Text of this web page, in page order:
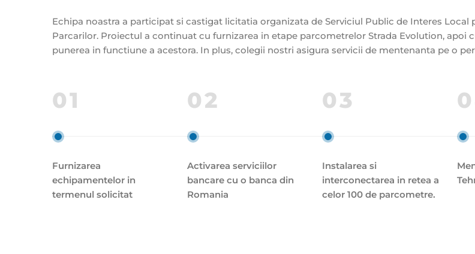
Echipa noastra a participat si castigat licitatia organizata de Serviciul Public de Interes Local
Parcarilor. Proiectul a continuat cu furnizarea in etape parcometrelor Strada Evolution, apoi
punerea in functiune a acestora. In plus, colegii nostri asigura servicii de mentenanta pe o
01
Furnizarea
echipamentelor in
termenul solicitat
02
Activarea serviciilor
bancare cu o banca din
Romania
03
Instalarea si
interconectarea in retea a
celor 100 de parcometre.